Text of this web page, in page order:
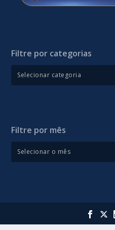
Filtre por categorias
Filtre por mês